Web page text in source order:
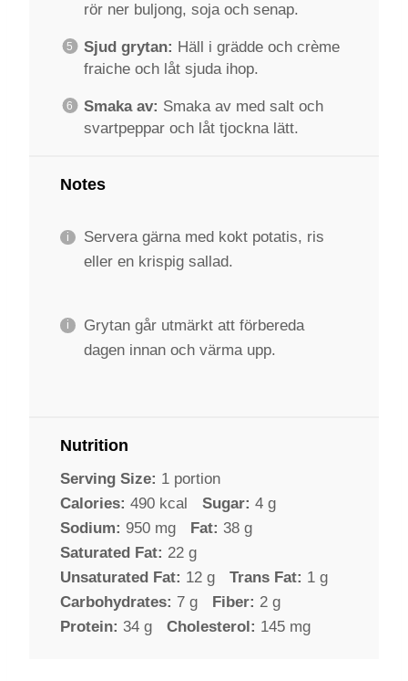
rör ner buljong, soja och senap.
Sjud grytan: Häll i grädde och crème
fraiche och låt sjuda ihop.
Smaka av: Smaka av med salt och
svartpeppar och låt tjockna lätt.
Notes
Servera gärna med kokt potatis, ris
eller en krispig sallad.
Grytan går utmärkt att förbereda
dagen innan och värma upp.
Nutrition
Serving Size: 1 portion
Calories: 490 kcal Sugar: 4 g
Sodium: 950 mg Fat: 38 g
Saturated Fat: 22 g
Unsaturated Fat: 12 g Trans Fat: 1 g
Carbohydrates: 7 g Fiber: 2 g
Protein: 34 g Cholesterol: 145 mg